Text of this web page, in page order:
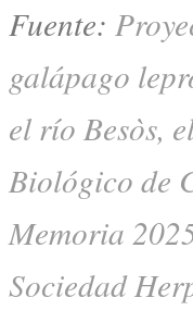
Fuente:
galápago
el río Besòs,
Biológico de
Memoria
Sociedad